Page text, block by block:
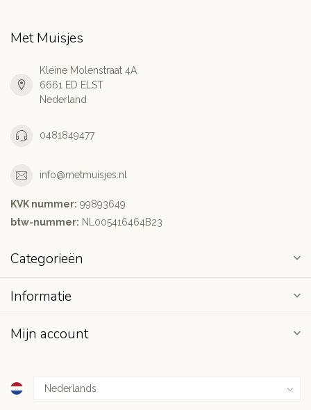
Met Muisjes
Kleine Molenstraat 4A
6661 ED ELST
Nederland
0481849477
info@metmuisjes.nl
KVK nummer: 99893649
btw-nummer: NL005416464B23
Categorieën
Informatie
Mijn account